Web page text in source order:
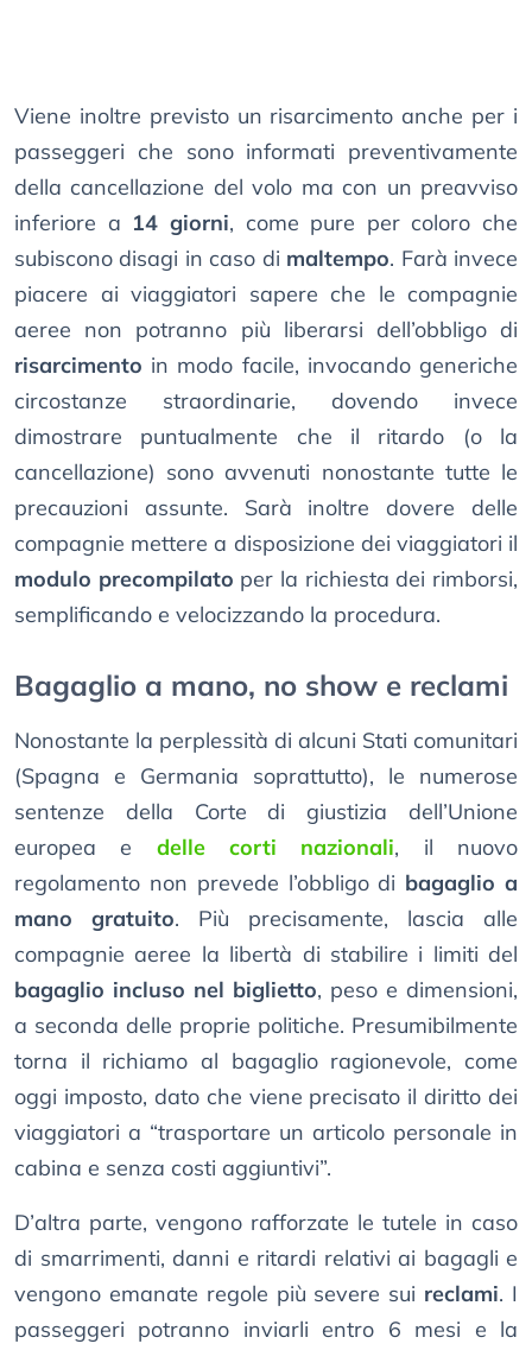
Viene inoltre previsto un risarcimento anche per i
passeggeri che sono informati preventivamente
della cancellazione del volo ma con un preavviso
inferiore a 14 giorni, come pure per coloro che
subiscono disagi in caso di maltempo. Farà invece
piacere ai viaggiatori sapere che le compagnie
aeree non potranno più liberarsi dell’obbligo di
risarcimento in modo facile, invocando generiche
circostanze straordinarie, dovendo invece
dimostrare puntualmente che il ritardo (o la
cancellazione) sono avvenuti nonostante tutte le
precauzioni assunte. Sarà inoltre dovere delle
compagnie mettere a disposizione dei viaggiatori il
modulo precompilato per la richiesta dei rimborsi,
semplificando e velocizzando la procedura.
Bagaglio a mano, no show e reclami
Nonostante la perplessità di alcuni Stati comunitari
(Spagna e Germania soprattutto), le numerose
sentenze della Corte di giustizia dell’Unione
europea e delle corti nazionali, il nuovo
regolamento non prevede l’obbligo di bagaglio a
mano gratuito. Più precisamente, lascia alle
compagnie aeree la libertà di stabilire i limiti del
bagaglio incluso nel biglietto, peso e dimensioni,
a seconda delle proprie politiche. Presumibilmente
torna il richiamo al bagaglio ragionevole, come
oggi imposto, dato che viene precisato il diritto dei
viaggiatori a “trasportare un articolo personale in
cabina e senza costi aggiuntivi”.
D’altra parte, vengono rafforzate le tutele in caso
di smarrimenti, danni e ritardi relativi ai bagagli e
vengono emanate regole più severe sui reclami. I
passeggeri potranno inviarli entro 6 mesi e la